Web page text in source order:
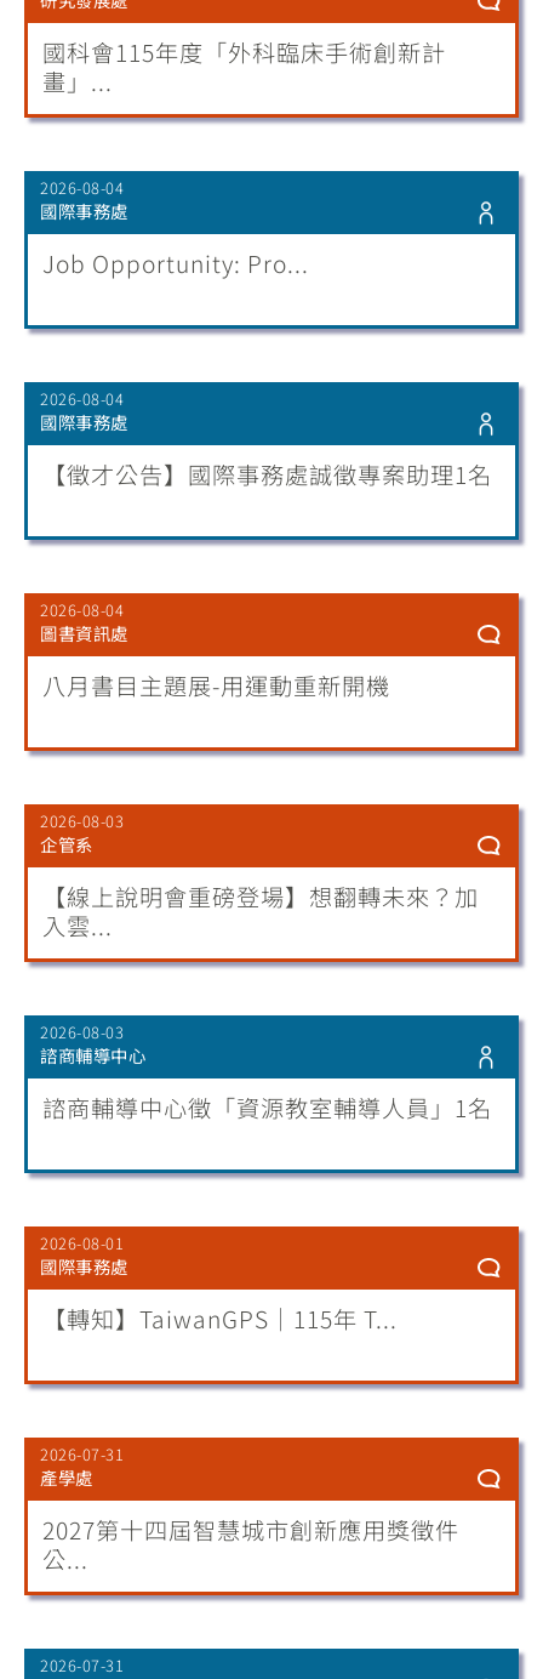
國科會115年度「外科臨床手術創新計
畫」...
2026-08-04
國際事務處
Job Opportunity: Pro...
2026-08-04
國際事務處
【徵才公告】國際事務處誠徵專案助理1名
2026-08-04
圖書資訊處
八月書目主題展-用運動重新開機
2026-08-03
企管系
【線上說明會重磅登場】想翻轉未來？加
入雲...
2026-08-03
諮商輔導中心
諮商輔導中心徵「資源教室輔導人員」1名
2026-08-01
國際事務處
【轉知】TaiwanGPS｜115年 T...
2026-07-31
產學處
2027第十四屆智慧城市創新應用獎徵件
公...
2026-07-31